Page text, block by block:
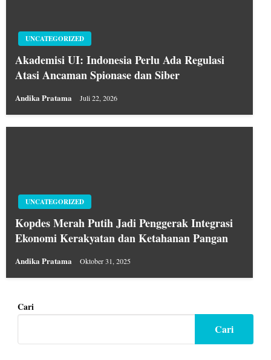
UNCATEGORIZED
Akademisi UI: Indonesia Perlu Ada Regulasi
Atasi Ancaman Spionase dan Siber
Andika Pratama Juli 22, 2026
UNCATEGORIZED
Kopdes Merah Putih Jadi Penggerak Integrasi
Ekonomi Kerakyatan dan Ketahanan Pangan
Andika Pratama Oktober 31, 2025
Cari
Cari